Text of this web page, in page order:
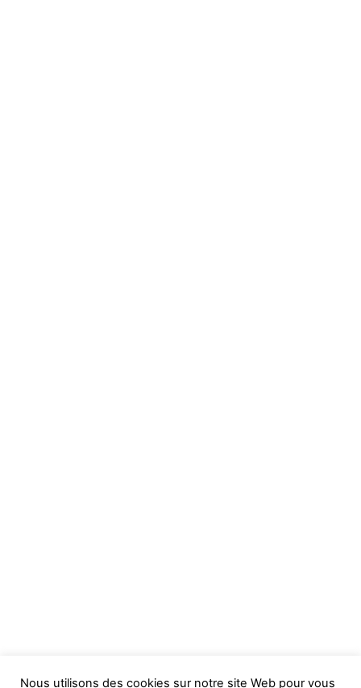
Nous utilisons des cookies sur notre site Web pour vous